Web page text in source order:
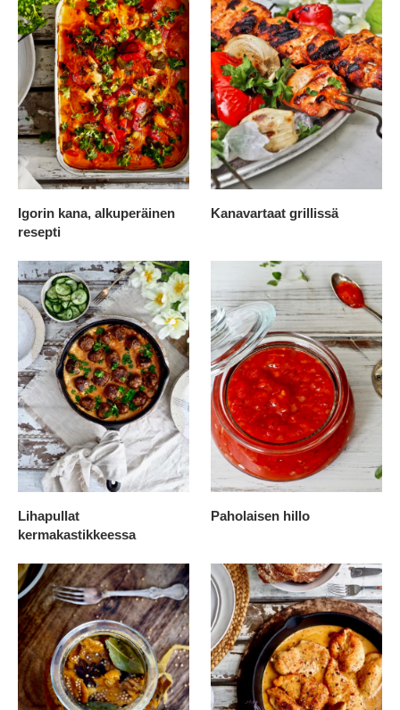
Igorin kana, alkuperäinen
resepti
Kanavartaat grillissä
Lihapullat
kermakastikkeessa
Paholaisen hillo